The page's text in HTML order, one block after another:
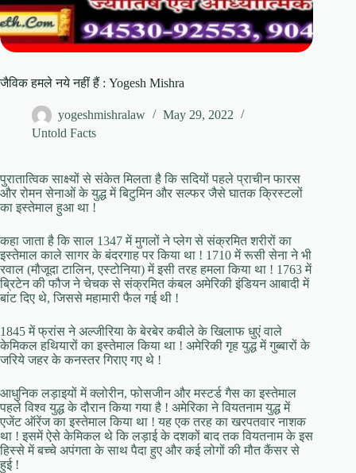
जैविक हमले नये नहीं हैं : Yogesh Mishra
yogeshmishralaw
May 29, 2022
Untold Facts
पुरातात्विक साक्ष्यों से संकेत मिलता है कि सदियों पहले प्राचीन फारस
और रोमन सेनाओं के युद्ध में बिटुमिन और सल्फर जैसे घातक क्रिस्टलों
का इस्तेमाल हुआ था !
कहा जाता है कि साल 1347 में मुगलों ने प्लेग से संक्रमित शरीरों का
इस्तेमाल काले सागर के बंदरगाह पर किया था ! 1710 में रूसी सेना ने भी
रवाल (मौजूदा टालिन, एस्टोनिया) में इसी तरह हमला किया था ! 1763 में
ब्रिटेन की फौज ने चेचक से संक्रमित कंबल अमेरिकी इंडियन आबादी में
बांट दिए थे, जिससे महामारी फैल गई थी !
1845 में फ्रांस ने अल्जीरिया के बेरबेर कबीले के खिलाफ धुएं वाले
केमिकल हथियारों का इस्तेमाल किया था ! अमेरिकी गृह युद्ध में गुब्बारों के
जरिये जहर के कनस्तर गिराए गए थे !
आधुनिक लड़ाइयों में क्लोरीन, फोसजीन और मस्टर्ड गैस का इस्तेमाल
पहले विश्व युद्ध के दौरान किया गया है ! अमेरिका ने वियतनाम युद्ध में
एजेंट ऑरेंज का इस्तेमाल किया था ! यह एक तरह का खरपतवार नाशक
था ! इसमें ऐसे केमिकल थे कि लड़ाई के दशकों बाद तक वियतनाम के इस
हिस्से में बच्चे अपंगता के साथ पैदा हुए और कई लोगों की मौत कैंसर से
हुई !